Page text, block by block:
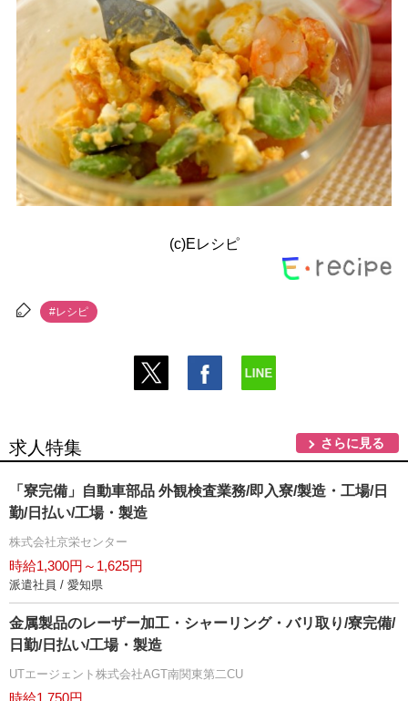
(c)Eレシピ
#レシピ
求人特集 さらに見る
「寮完備」自動車部品 外観検査業務/即入寮/製造・工場/日
勤/日払い/工場・製造
株式会社京栄センター
時給1,300円～1,625円
派遣社員 / 愛知県
金属製品のレーザー加工・シャーリング・バリ取り/寮完備/
日勤/日払い/工場・製造
UTエージェント株式会社AGT南関東第二CU